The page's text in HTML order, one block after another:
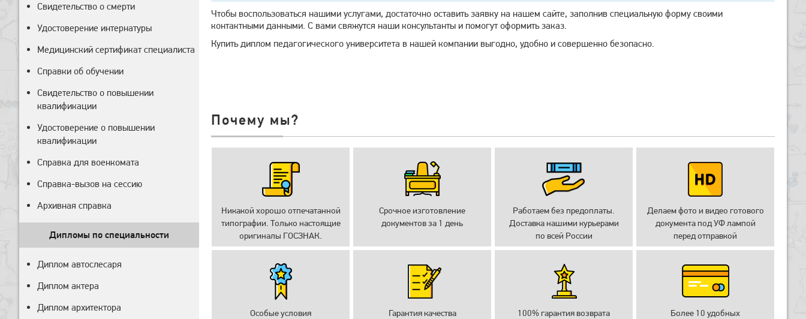
Чтобы воспользоваться нашими услугами, достаточно оставить заявку на нашем сайте, заполнив специальную форму своими
контактными данными. С вами свяжутся наши консультанты и помогут оформить заказ.
Купить диплом педагогического университета в нашей компании выгодно, удобно и совершенно безопасно.
Почему мы?
Никакой хорошо отпечатанной
типографии. Только настоящие
оригиналы ГОСЗНАК.
Срочное изготовление
документов за 1 день
Работаем без предоплаты.
Доставка нашими курьерами
по всей России
Делаем фото и видео готового
документа под УФ лампой
перед отправкой
Особые условия
Гарантия качества
100% гарантия возврата
Более 10 удобных
Свидетельство о смерти
Удостоверение интернатуры
Медицинский сертификат специалиста
Справки об обучении
Свидетельство о повышении
квалификации
Удостоверение о повышении
квалификации
Справка для военкомата
Справка-вызов на сессию
Архивная справка
Дипломы по специальности
Диплом автослесаря
Диплом актера
Диплом архитектора